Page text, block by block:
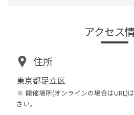
アクセス
住所
東京都足立区
開催場所(オンラインの場合はURL)
さい。